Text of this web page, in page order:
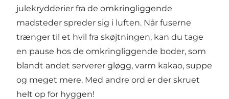
julekrydderier fra de omkringliggende
madsteder spreder sig i luften. Når fuserne
trænger til et hvil fra skøjtningen, kan du tage
en pause hos de omkringliggende boder, som
blandt andet serverer gløgg, varm kakao, suppe
og meget mere. Med andre ord er der skruet
helt op for hyggen!